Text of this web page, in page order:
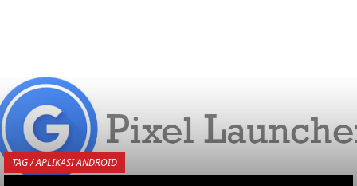
TAG / APLIKASI ANDROID